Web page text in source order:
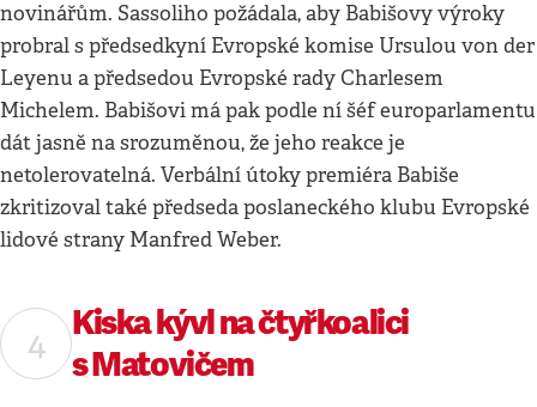
novinářům. Sassoliho požádala, aby Babišovy výroky
probral s předsedkyní Evropské komise Ursulou von der
Leyenu a předsedou Evropské rady Charlesem
Michelem. Babišovi má pak podle ní šéf europarlamentu
dát jasně na srozuměnou, že jeho reakce je
netolerovatelná. Verbální útoky premiéra Babiše
zkritizoval také předseda poslaneckého klubu Evropské
lidové strany Manfred Weber.
Kiska kývl na čtyřkoalici
s Matovičem